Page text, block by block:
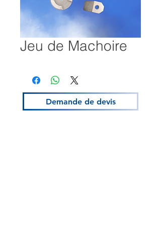
Jeu de Machoire
Demande de devis